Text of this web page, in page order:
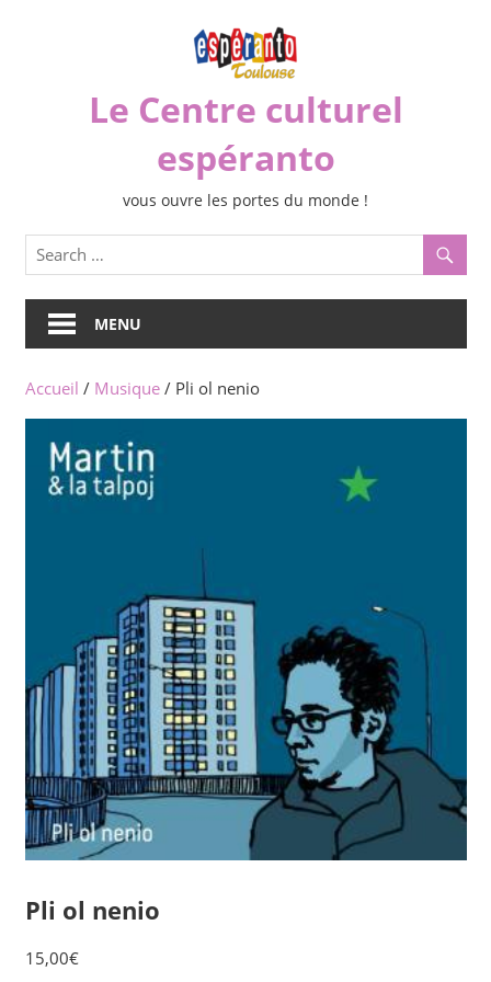
Le Centre culturel
espéranto
vous ouvre les portes du monde !
MENU
Accueil / Musique/ Pli ol nenio
Pli ol nenio
15,00€